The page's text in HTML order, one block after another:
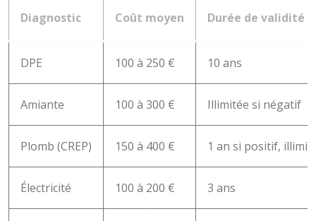
Diagnostic Coût moyen Durée de validité
DPE 100 à 250 € 10 ans
Amiante 100 à 300 € Illimitée si négatif
Plomb (CREP) 150 à 400 € 1 an si positif,
Électricité 100 à 200 € 3 ans